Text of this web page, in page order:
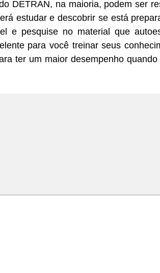
DETRAN, na maioria, podem ser
estudar e descobrir se está
e pesquise no material que
para você treinar seus
ter um maior desempenho